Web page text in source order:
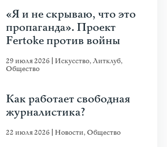
«Я и не скрываю, что это
пропаганда». Проект
Fertoke против войны
29 июля 2026 Искусство,Литклуб,
Общество
Как работает свободная
журналистика?
22 июля 2026 Новости,Общество